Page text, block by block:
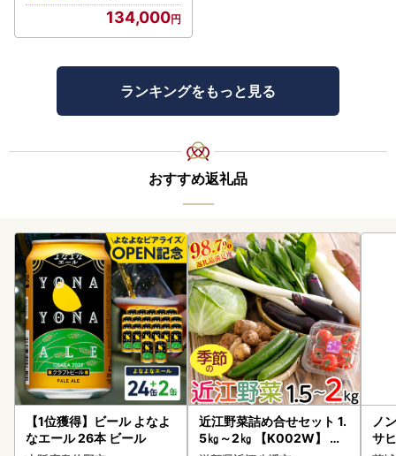
134,000
ランキングをもっと見る
おすすめ返礼品
【1位獲得】ビール よなよ
なエール 26本 ビール
近江野菜詰め合せセット 1.
5㎏～2㎏ 【K002W】 野
ノ
サ